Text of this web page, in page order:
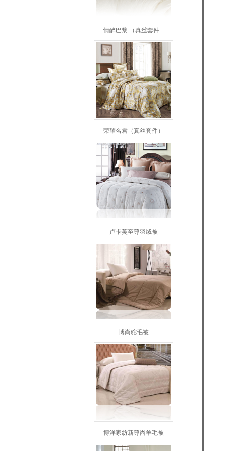
情醉巴黎 （真丝套件...
荣耀名君（真丝套件）
卢卡芙至尊羽绒被
博尚驼毛被
博洋家纺新尊尚羊毛被